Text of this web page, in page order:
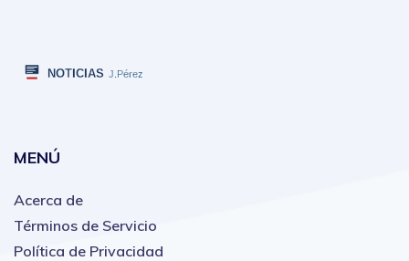
MENÚ
Acerca de
Términos de Servicio
Política de Privacidad